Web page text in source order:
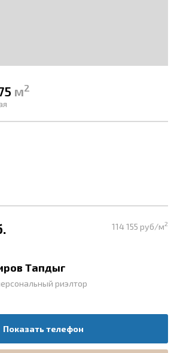
м2
114 155 руб/м2
Тапдыг
риэлтор
Показать телефон